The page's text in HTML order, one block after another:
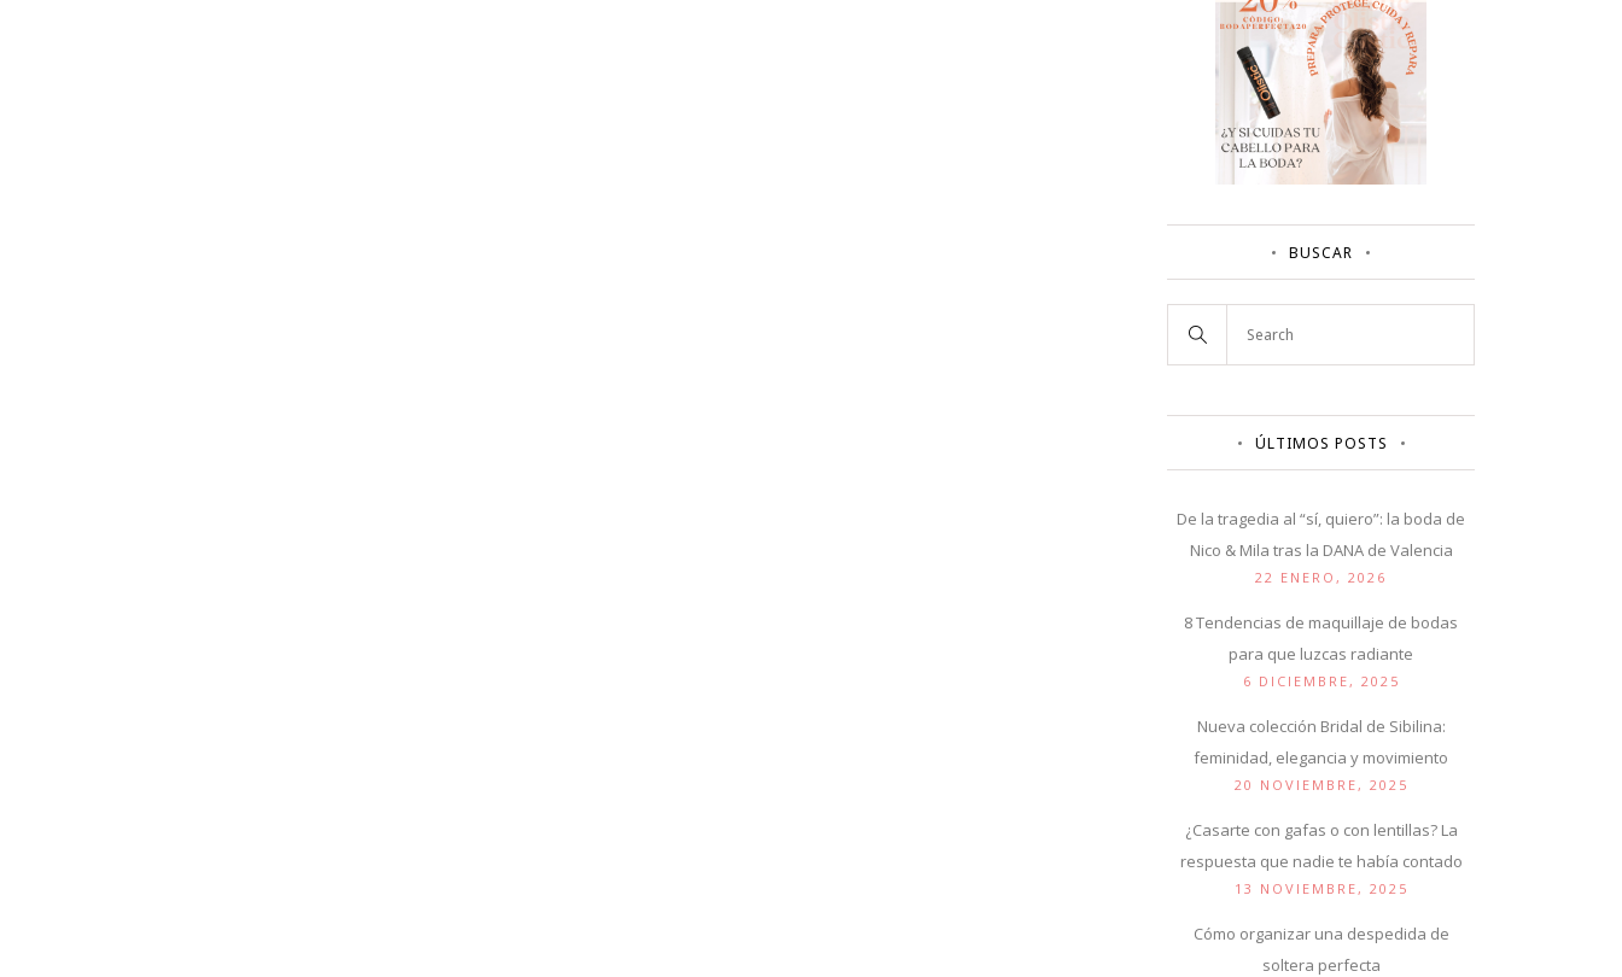
BUSCAR
ÚLTIMOS POSTS
De la tragedia al “sí, quiero”: la boda de
Nico & Mila tras la DANA de Valencia
22 ENERO, 2026
8 Tendencias de maquillaje de bodas
para que luzcas radiante
6 DICIEMBRE, 2025
Nueva colección Bridal de Sibilina:
feminidad, elegancia y movimiento
20 NOVIEMBRE, 2025
¿Casarte con gafas o con lentillas? La
respuesta que nadie te había contado
13 NOVIEMBRE, 2025
Cómo organizar una despedida de
soltera perfecta